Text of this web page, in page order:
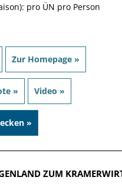
pro ÜN pro Person
Zur Homepage »
» Video »
»
ZUM